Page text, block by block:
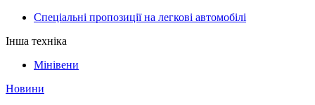
Спеціальні пропозиції на легкові автомобілі
Інша техніка
Мінівени
Новини